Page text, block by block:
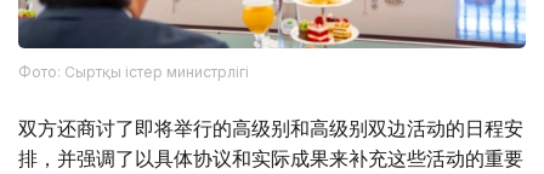
Фото: Сыртқы істер министрлігі
双方还商讨了即将举行的高级别和高级别双边活动的日程安
排，并强调了以具体协议和实际成果来补充这些活动的重要